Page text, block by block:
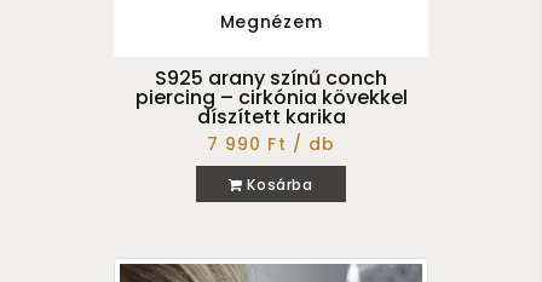
Megnézem
S925 arany színű conch
piercing – cirkónia kövekkel
díszített karika
7 990 Ft / db
Kosárba